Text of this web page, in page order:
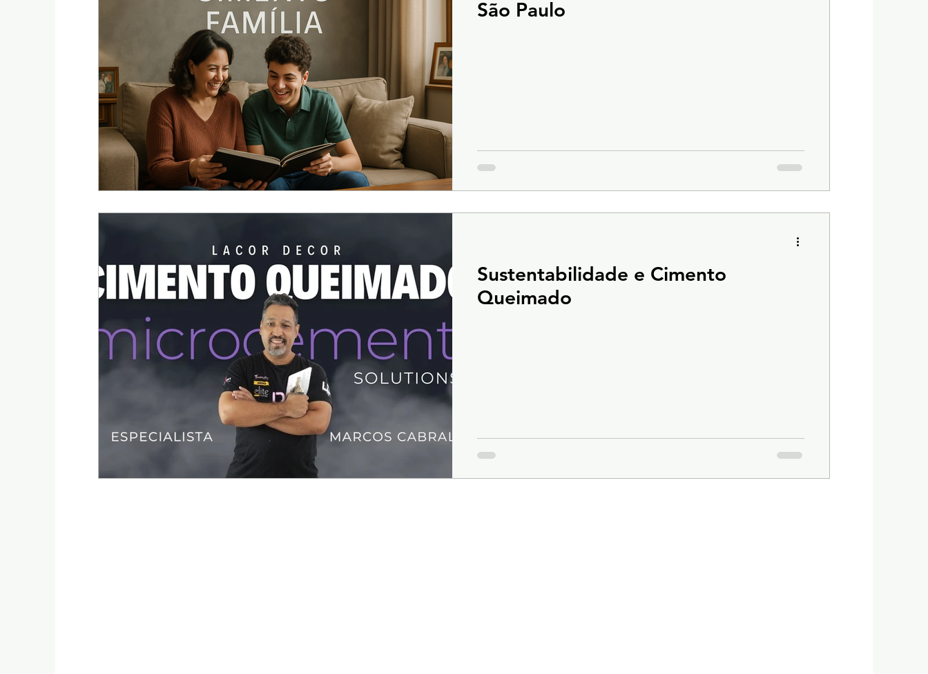
São Paulo
Sustentabilidade e Cimento
Queimado